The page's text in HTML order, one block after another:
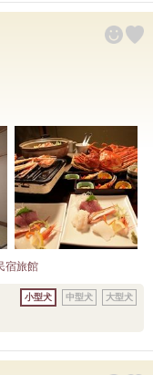
宿旅館
小型犬 中型犬 大型犬